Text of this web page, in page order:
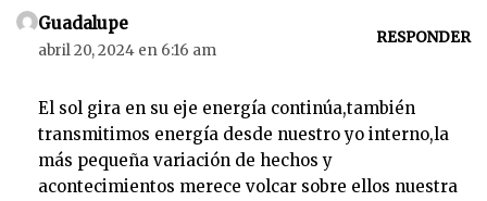
o
r
Guadalupe
abril 20, 2024 en 6:16 am
RESPONDER
El sol gira en su eje energía continúa,también
transmitimos energía desde nuestro yo interno,la
más pequeña variación de hechos y
acontecimientos merece volcar sobre ellos nuestra